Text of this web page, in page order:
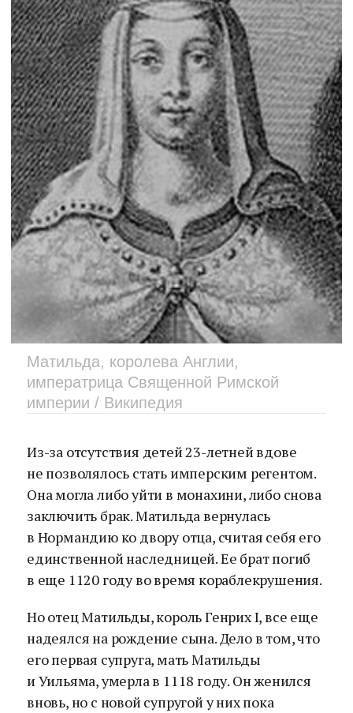
Матильда, королева Англии,
императрица Священной Римской
империи / Википедия
Из-за отсутствия детей 23-летней вдове
не позволялось стать имперским регентом.
Она могла либо уйти в монахини, либо снова
заключить брак. Матильда вернулась
в Нормандию ко двору отца, считая себя его
единственной наследницей. Ее брат погиб
в еще 1120 году во время кораблекрушения.
Но отец Матильды, король Генрих I, все еще
надеялся на рождение сына. Дело в том, что
его первая супруга, мать Матильды
и Уильяма, умерла в 1118 году. Он женился
вновь, но с новой супругой у них пока